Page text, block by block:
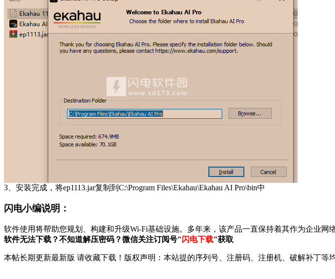
3、安装完成，将ep1113.jar复制到C:\Program Files\Ekahau\Ekahau AI Pro\bin中
闪电小编说明：
软件使用将帮助您规划、构建和升级Wi-Fi基础设施。多年来，该产品一直保持着其作为企业网
软件无法下载？不知道解压密码？微信关注订阅号"闪电下载"获取
本帖长期更新最新版 请收藏下载！版权声明：本站提的序列号、注册码、注册机、破解补丁等